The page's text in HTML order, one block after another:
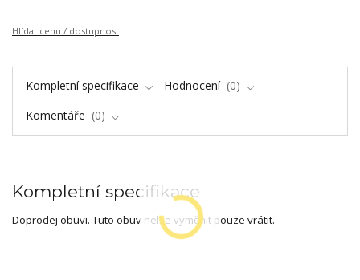
Hlídat cenu / dostupnost
Kompletní specifikace Hodnocení
0
Komentáře
0
Kompletní specifikace
Doprodej obuvi. Tuto obuv nelze vyměnit pouze vrátit.